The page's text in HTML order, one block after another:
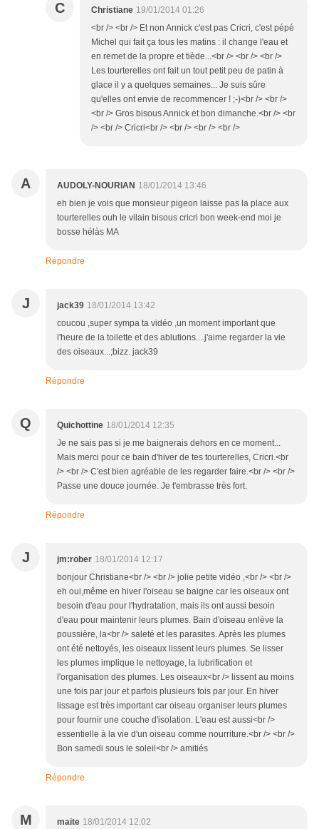
C Christiane 19/01/2014 01:26
<br /> <br /> Et non Annick c'est pas Cricri, c'est pépé
Michel qui fait ça tous les matins : il change l'eau et
en remet de la propre et tiède...<br /> <br /> <br />
Les tourterelles ont fait un tout petit peu de patin à
glace il y a quelques semaines... Je suis sûre
qu'elles ont envie de recommencer ! ;-)<br /> <br />
<br /> Gros bisous Annick et bon dimanche.<br /> <br
/> <br /> Cricri<br /> <br /> <br /> <br />
A AUDOLY-NOURIAN 18/01/2014 13:46
eh bien je vois que monsieur pigeon laisse pas la place aux
tourterelles ouh le vilain bisous cricri bon week-end moi je
bosse hélàs MA
Répondre
J jack39 18/01/2014 13:42
coucou ,super sympa ta vidéo ,un moment important que
l'heure de la toilette et des ablutions....j'aime regarder la vie
des oiseaux...;bizz. jack39
Répondre
Q Quichottine 18/01/2014 12:35
Je ne sais pas si je me baignerais dehors en ce moment...
Mais merci pour ce bain d'hiver de tes tourterelles, Cricri.<br
/> <br /> C'est bien agréable de les regarder faire.<br /> <br />
Passe une douce journée. Je t'embrasse très fort.
Répondre
J jm:rober 18/01/2014 12:17
bonjour Christiane<br /> <br /> jolie petite vidéo ,<br /> <br />
eh oui,même en hiver l'oiseau se baigne car les oiseaux ont
besoin d'eau pour l'hydratation, mais ils ont aussi besoin
d'eau pour maintenir leurs plumes. Bain d'oiseau enlève la
poussière, la<br /> saleté et les parasites. Après les plumes
ont été nettoyés, les oiseaux lissent leurs plumes. Se lisser
les plumes implique le nettoyage, la lubrification et
l'organisation des plumes. Les oiseaux<br /> lissent au moins
une fois par jour et parfois plusieurs fois par jour. En hiver
lissage est très important car oiseau organiser leurs plumes
pour fournir une couche d'isolation. L'eau est aussi<br />
essentielle à la vie d'un oiseau comme nourriture.<br /> <br />
Bon samedi sous le soleil<br /> amitiés
Répondre
M maite 18/01/2014 12:02